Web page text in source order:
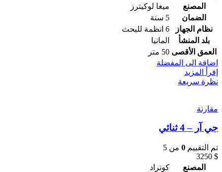
المصنع
ميغا لوكيترز
الضمان
5 سنة
نظام الجهاز
6 انظمة للبحث
بلد المنشأ
المانيا
العمق الأقصى 50 متر
اضافة الى المفضلة
إقرأ المزيد
نظرة سريعة
مقارنة
جي آر – 4 ثنائي
تم التقييم 0 من 5
3250 $
المصنع
كونراد